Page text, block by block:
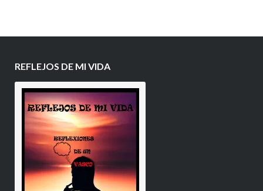
REFLEJOS DE MI VIDA